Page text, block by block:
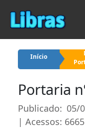
Início
Portaria
Publicado: 05/
| Acessos: 6665